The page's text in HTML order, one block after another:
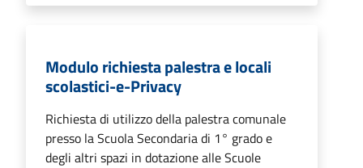
Modulo richiesta palestra e locali
scolastici-e-Privacy
Richiesta di utilizzo della palestra comunale
presso la Scuola Secondaria di 1° grado e
degli altri spazi in dotazione alle Scuole